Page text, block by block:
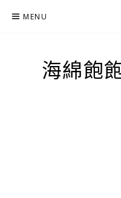
MENU
海綿飽